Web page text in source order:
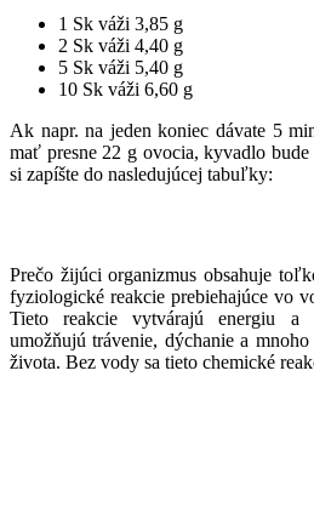
1 Sk váži 3,85 g
2 Sk váži 4,40 g
5 Sk váži 5,40 g
10 Sk váži 6,60 g
Ak napr. na jeden koniec dávate 5
mať presne 22 g ovocia, kyvadlo
si zapíšte do nasledujúcej tabuľky:
Prečo žijúci organizmus obsahuje
fyziologické reakcie prebiehajúce vo
Tieto reakcie vytvárajú energiu a
umožňujú trávenie, dýchanie a
života. Bez vody sa tieto chemické